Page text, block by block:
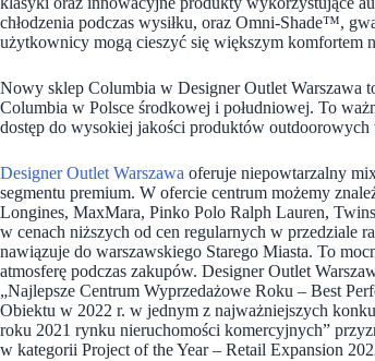
chłodzenia podczas wysiłku, oraz Omni-Shade™,
użytkownicy mogą cieszyć się większym komfortem
Nowy sklep Columbia w Designer Outlet Warszawa
Columbia w Polsce środkowej i południowej. To
dostęp do wysokiej jakości produktów outdoorowych
Designer Outlet Warszawa oferuje niepowtarzalny
segmentu premium. W ofercie centrum możemy
Longines, MaxMara, Pinko Polo Ralph Lauren,
w cenach niższych od cen regularnych w przedziale
nawiązuje do warszawskiego Starego Miasta. To
atmosferę podczas zakupów. Designer Outlet
„Najlepsze Centrum Wyprzedażowe Roku – Best
Obiektu w 2022 r. w jednym z najważniejszych
roku 2021 rynku nieruchomości komercyjnych”
w kategorii Project of the Year – Retail Expansion